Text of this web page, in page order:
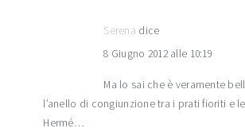
Serena dice
8 Giugno 2012 alle 10:19
Ma lo sai che è veramente
l’anello di congiunzione tra i prati fioriti e
Hermé…